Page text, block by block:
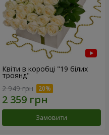
Квіти в коробці "19 білих
троянд"
2 949 грн
Замовити